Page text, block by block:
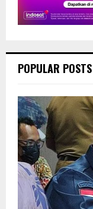
POPULAR POSTS